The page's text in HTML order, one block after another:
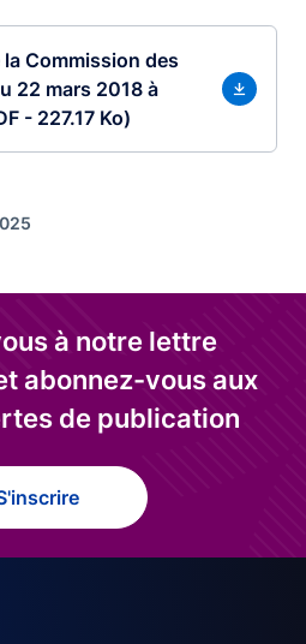
Commission des
22 mars 2018 à
- 227.17 Ko)
à notre lettre
abonnez-vous aux
de publication